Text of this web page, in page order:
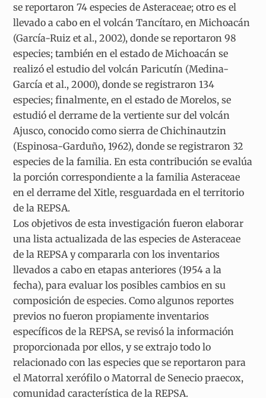
se reportaron 74 especies de Asteraceae; otro es el
llevado a cabo en el volcán Tancítaro, en Michoacán
(García-Ruiz et al., 2002), donde se reportaron 98
especies; también en el estado de Michoacán se
realizó el estudio del volcán Paricutín (Medina-
García et al., 2000), donde se registraron 134
especies; finalmente, en el estado de Morelos, se
estudió el derrame de la vertiente sur del volcán
Ajusco, conocido como sierra de Chichinautzin
(Espinosa-Garduño, 1962), donde se registraron 32
especies de la familia. En esta contribución se evalúa
la porción correspondiente a la familia Asteraceae
en el derrame del Xitle, resguardada en el territorio
de la REPSA.
Los objetivos de esta investigación fueron elaborar
una lista actualizada de las especies de Asteraceae
de la REPSA y compararla con los inventarios
llevados a cabo en etapas anteriores (1954 a la
fecha), para evaluar los posibles cambios en su
composición de especies. Como algunos reportes
previos no fueron propiamente inventarios
específicos de la REPSA, se revisó la información
proporcionada por ellos, y se extrajo todo lo
relacionado con las especies que se reportaron para
el Matorral xerófilo o Matorral de Senecio praecox,
comunidad característica de la REPSA.